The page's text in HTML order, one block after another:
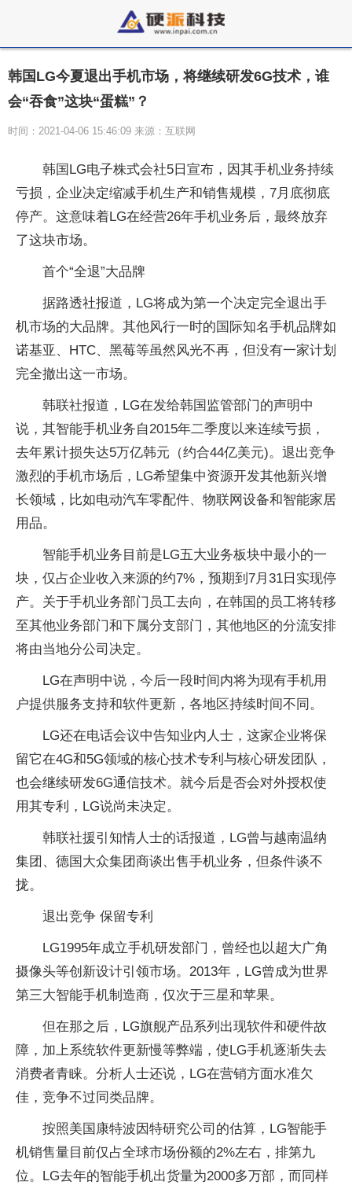
韩国LG今夏退出手机市场，将继续研发6G技术，谁
会“吞食”这块“蛋糕”？
时间：2021-04-06 15:46:09 来源：互联网
韩国LG电子株式会社5日宣布，因其手机业务持续
亏损，企业决定缩减手机生产和销售规模，7月底彻底
停产。这意味着LG在经营26年手机业务后，最终放弃
了这块市场。
首个“全退”大品牌
据路透社报道，LG将成为第一个决定完全退出手
机市场的大品牌。其他风行一时的国际知名手机品牌如
诺基亚、HTC、黑莓等虽然风光不再，但没有一家计划
完全撤出这一市场。
韩联社报道，LG在发给韩国监管部门的声明中
说，其智能手机业务自2015年二季度以来连续亏损，
去年累计损失达5万亿韩元（约合44亿美元)。退出竞争
激烈的手机市场后，LG希望集中资源开发其他新兴增
长领域，比如电动汽车零配件、物联网设备和智能家居
用品。
智能手机业务目前是LG五大业务板块中最小的一
块，仅占企业收入来源的约7%，预期到7月31日实现停
产。关于手机业务部门员工去向，在韩国的员工将转移
至其他业务部门和下属分支部门，其他地区的分流安排
将由当地分公司决定。
LG在声明中说，今后一段时间内将为现有手机用
户提供服务支持和软件更新，各地区持续时间不同。
LG还在电话会议中告知业内人士，这家企业将保
留它在4G和5G领域的核心技术专利与核心研发团队，
也会继续研发6G通信技术。就今后是否会对外授权使
用其专利，LG说尚未决定。
韩联社援引知情人士的话报道，LG曾与越南温纳
集团、德国大众集团商谈出售手机业务，但条件谈不
拢。
退出竞争 保留专利
LG1995年成立手机研发部门，曾经也以超大广角
摄像头等创新设计引领市场。2013年，LG曾成为世界
第三大智能手机制造商，仅次于三星和苹果。
但在那之后，LG旗舰产品系列出现软件和硬件故
障，加上系统软件更新慢等弊端，使LG手机逐渐失去
消费者青睐。分析人士还说，LG在营销方面水准欠
佳，竞争不过同类品牌。
按照美国康特波因特研究公司的估算，LG智能手
机销售量目前仅占全球市场份额的2%左右，排第九
位。LG去年的智能手机出货量为2000多万部，而同样